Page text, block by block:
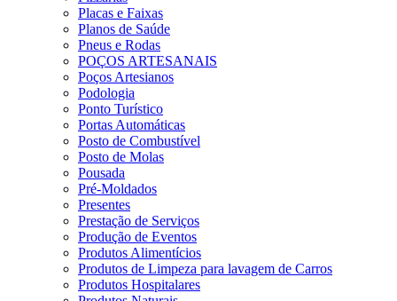
Placas e Faixas
Planos de Saúde
Pneus e Rodas
POÇOS ARTESANAIS
Poços Artesianos
Podologia
Ponto Turístico
Portas Automáticas
Posto de Combustível
Posto de Molas
Pousada
Pré-Moldados
Presentes
Prestação de Serviços
Produção de Eventos
Produtos Alimentícios
Produtos de Limpeza para lavagem de Carros
Produtos Hospitalares